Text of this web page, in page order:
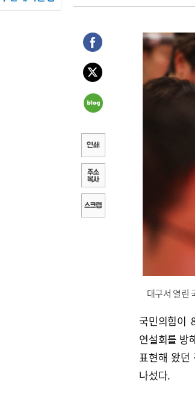
대구서 열린
국민의힘이
연설회를 방
표현해 왔던
나섰다.